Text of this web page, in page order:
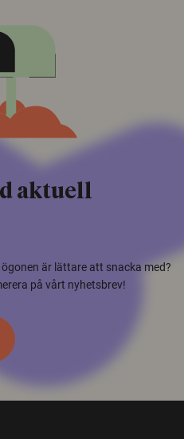
aktuell
är lättare att snacka med?
på vårt nyhetsbrev!